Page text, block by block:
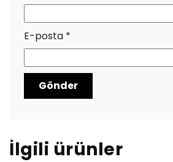
E-posta *
İlgili ürünler